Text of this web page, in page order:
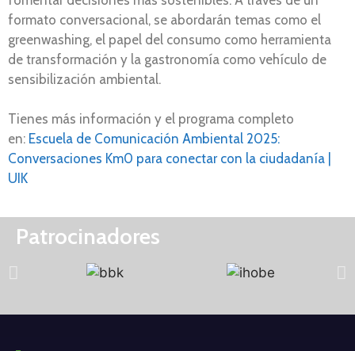
formato conversacional, se abordarán temas como el
greenwashing, el papel del consumo como herramienta
de transformación y la gastronomía como vehículo de
sensibilización ambiental.
Tienes más información y el programa completo
en: Escuela de Comunicación Ambiental 2025:
Conversaciones Km0 para conectar con la ciudadanía |
UIK
Patrocinadores